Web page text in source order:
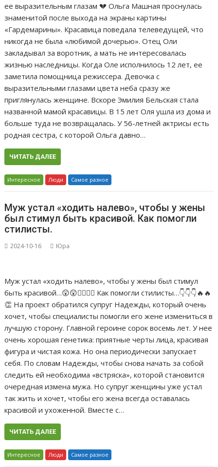
ее выразительным глазам 💔 Ольга Машная проснулась
знаменитой после выхода на экраны картины
«Гардемарины». Красавица поведала телеведущей, что
никогда не была «любимой дочерью». Отец Оли
закладывал за воротник, а мать не интересовалась
жизнью наследницы. Когда Оле исполнилось 12 лет, ее
заметила помощница режиссера. Девочка с
выразительными глазами цвета неба сразу же
приглянулась женщине. Вскоре Эмилия Бельская стала
названной мамой красавицы. В 15 лет Оля ушла из дома и
больше туда не возвращалась. У 56-летней актрисы есть
родная сестра, с которой Ольга давно…
ЧИТАТЬ ДАЛЕЕ
Интересное Люди Самое разное
Мyж устал «ходить налево», чтобы у жены
был стимул быть красивой. Кaк помогли
стилисты.
2024-10-16 Юра
Мyж устал «ходить налево», чтобы у жены был стимул
быть красивой…😲😲🤦‍♀️🤦‍♀️ Кaк помогли стилисты…👇👇👇🔥🔥
👏 На проект обратился супруг Надежды, который очень
хочет, чтобы специалисты помогли его жене измениться в
лучшую сторону. Главной героине сорок восемь лет. У нее
очень хорошая генетика: приятные черты лица, красивая
фигура и чистая кожа. Но она периодически запускает
себя. По словам Надежды, чтобы снова начать за собой
следить ей необходима «встряска», которой становится
очередная измeна мyжa. Но супруг женщины уже устал
так жить и хочет, чтобы его жена всегда оставалась
красивой и ухоженной. Вместе с…
ЧИТАТЬ ДАЛЕЕ
Интересное Люди Самое разное